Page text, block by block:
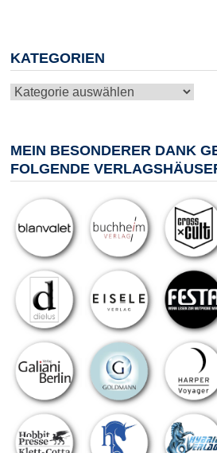
KATEGORIEN
Kategorien
MEIN BESONDERER DANK
FOLGENDE